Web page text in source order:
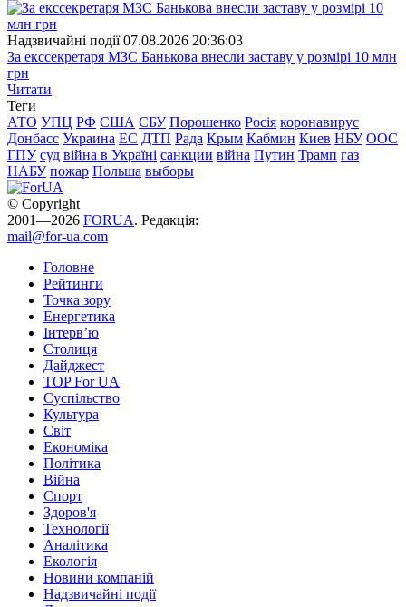
Надзвичайні події 07.08.2026 20:36:03
За екссекретаря МЗС Банькова внесли заставу у розмірі 10 млн
грн
Читати
Теги
АТО УПЦ РФ США СБУ Порошенко Росія коронавирус
Донбасс Украина ЕС ДТП Рада Крым Кабмин Киев НБУ ООС
ГПУ суд війна в Україні санкции війна Путин Трамп газ
НАБУ пожар Польша выборы
© Copyright
2001—2026 FORUA. Редакція:
mail@for-ua.com
Головне
Рейтинги
Точка зору
Енергетика
Інтерв’ю
Столиця
Дайджест
TOP For UA
Суспiльство
Культура
Світ
Економіка
Політика
Війна
Спорт
Здоров'я
Технології
Аналітика
Екологія
Новини компаній
Надзвичайні події